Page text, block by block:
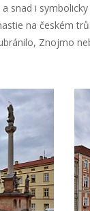
snad i
na českém
Znojmo